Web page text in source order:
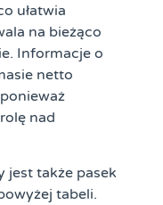
ułatwia
na bieżąco
Informacje o
netto
nad
jest także pasek
tabeli.